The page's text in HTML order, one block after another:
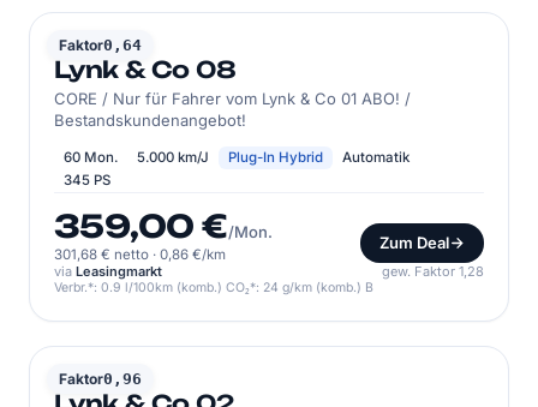
Faktor0,64
LYNK & CO
Lynk & Co 08
CORE / Nur für Fahrer vom Lynk & Co 01 ABO! /
Bestandskundenangebot!
60 Mon. 5.000 km/J Plug-In Hybrid
Automatik
345 PS
359,00 €/Mon.
301,68 € netto · 0,86 €/km
Zum Deal
via Leasingmarkt gew. Faktor 1,28
Verbr.*: 0.9 l/100km (komb.) CO₂*: 24 g/km (komb.) B
Faktor0,96
LYNK & CO